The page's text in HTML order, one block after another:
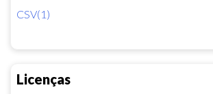
CSV(1)
Licenças